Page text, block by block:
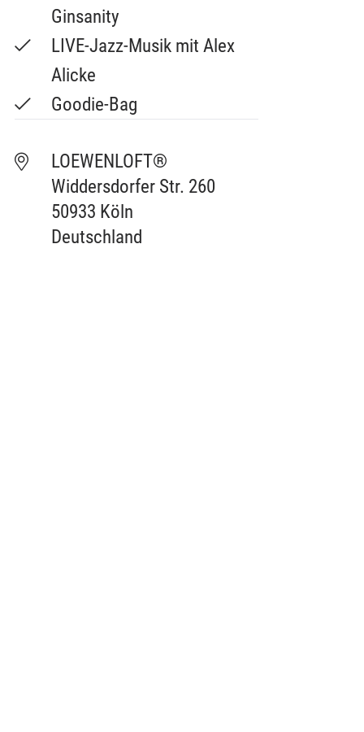
Ginsanity
LIVE-Jazz-Musik mit Alex
Alicke
Goodie-Bag
LOEWENLOFT®
Widdersdorfer Str. 260
50933 Köln
Deutschland